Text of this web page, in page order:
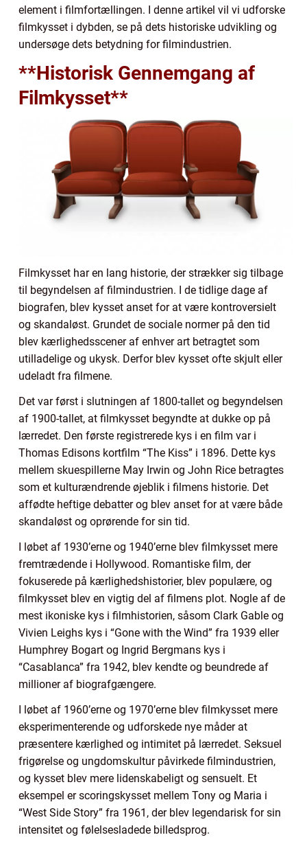
element i filmfortællingen. I denne artikel vil vi udforske
filmkysset i dybden, se på dets historiske udvikling og
undersøge dets betydning for filmindustrien.
**Historisk Gennemgang af
Filmkysset**
Filmkysset har en lang historie, der strækker sig tilbage
til begyndelsen af filmindustrien. I de tidlige dage af
biografen, blev kysset anset for at være kontroversielt
og skandaløst. Grundet de sociale normer på den tid
blev kærlighedsscener af enhver art betragtet som
utilladelige og ukysk. Derfor blev kysset ofte skjult eller
udeladt fra filmene.
Det var først i slutningen af 1800-tallet og begyndelsen
af 1900-tallet, at filmkysset begyndte at dukke op på
lærredet. Den første registrerede kys i en film var i
Thomas Edisons kortfilm “The Kiss” i 1896. Dette kys
mellem skuespillerne May Irwin og John Rice betragtes
som et kulturændrende øjeblik i filmens historie. Det
affødte heftige debatter og blev anset for at være både
skandaløst og oprørende for sin tid.
I løbet af 1930’erne og 1940’erne blev filmkysset mere
fremtrædende i Hollywood. Romantiske film, der
fokuserede på kærlighedshistorier, blev populære, og
filmkysset blev en vigtig del af filmens plot. Nogle af de
mest ikoniske kys i filmhistorien, såsom Clark Gable og
Vivien Leighs kys i “Gone with the Wind” fra 1939 eller
Humphrey Bogart og Ingrid Bergmans kys i
“Casablanca” fra 1942, blev kendte og beundrede af
millioner af biografgængere.
I løbet af 1960’erne og 1970’erne blev filmkysset mere
eksperimenterende og udforskede nye måder at
præsentere kærlighed og intimitet på lærredet. Seksuel
frigørelse og ungdomskultur påvirkede filmindustrien,
og kysset blev mere lidenskabeligt og sensuelt. Et
eksempel er scoringskysset mellem Tony og Maria i
“West Side Story” fra 1961, der blev legendarisk for sin
intensitet og følelsesladede billedsprog.